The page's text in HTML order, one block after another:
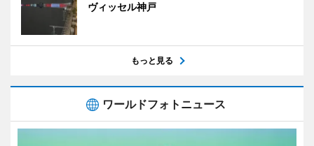
ヴィッセル神戸
もっと見る
ワールドフォトニュース